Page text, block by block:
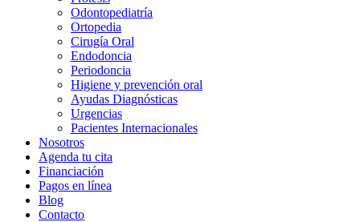
Odontopediatría
Ortopedia
Cirugía Oral
Endodoncia
Periodoncia
Higiene y prevención oral
Ayudas Diagnósticas
Urgencias
Pacientes Internacionales
Nosotros
Agenda tu cita
Financiación
Pagos en línea
Blog
Contacto